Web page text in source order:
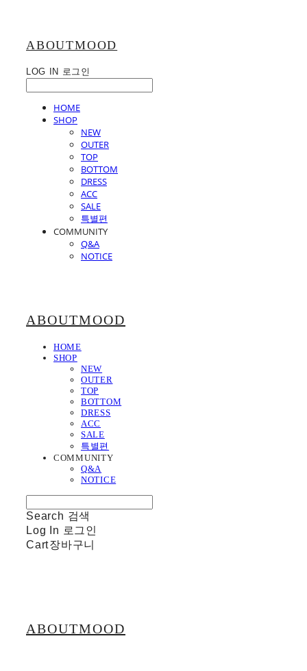
ABOUTMOOD
LOG IN 로그인
HOME
SHOP
NEW
OUTER
TOP
BOTTOM
DRESS
ACC
SALE
특별편
COMMUNITY
Q&A
NOTICE
ABOUTMOOD
HOME
SHOP
NEW
OUTER
TOP
BOTTOM
DRESS
ACC
SALE
특별편
COMMUNITY
Q&A
NOTICE
Search 검색
Log In 로그인
Cart장바구니
ABOUTMOOD